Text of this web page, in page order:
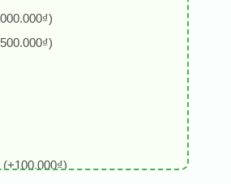
(+100.000₫)